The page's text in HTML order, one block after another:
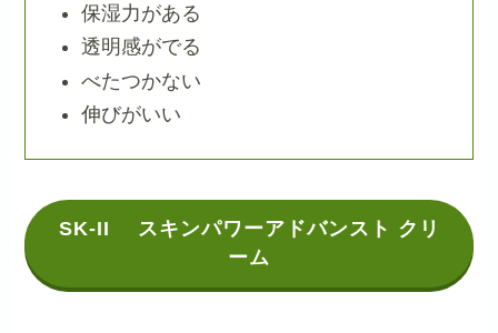
保湿力がある
透明感がでる
べたつかない
伸びがいい
SK-II スキンパワーアドバンスト クリ
ーム